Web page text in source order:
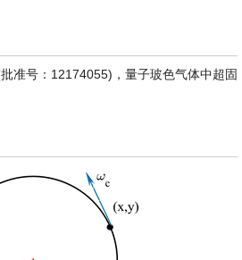
准号：12174055)，量子玻色气体中超固